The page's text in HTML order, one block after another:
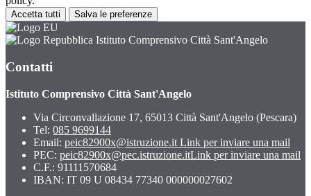
Accetta tutti Salva le preferenze
Istituto Comprensivo Città Sant'Angelo
Contatti
Istituto Comprensivo Città Sant'Angelo
Via Circonvallazione 17, 65013 Città Sant'Angelo (Pescara)
Tel: 085 9699144
Email: peic82900x@istruzione.it Link per inviare una mail
PEC: peic82900x@pec.istruzione.itLink per inviare una mail
C.F.: 91111570684
IBAN: IT 09 U 08434 77340 000000027602